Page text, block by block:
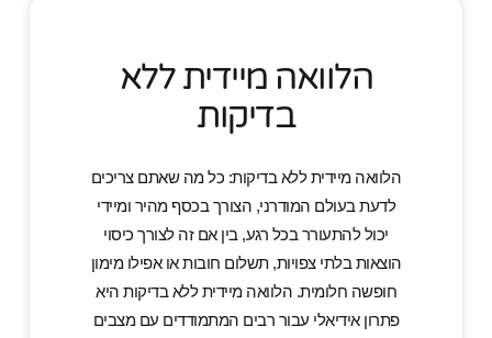
הלוואה מיידית ללא
בדיקות
הלוואה מיידית ללא בדיקות: כל מה שאתם צריכים
לדעת בעולם המודרני, הצורך בכסף מהיר ומיידי
יכול להתעורר בכל רגע, בין אם זה לצורך כיסוי
הוצאות בלתי צפויות, תשלום חובות או אפילו מימון
חופשה חלומית. הלוואה מיידית ללא בדיקות היא
פתרון אידיאלי עבור רבים המתמודדים עם מצבים